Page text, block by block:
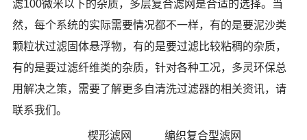
滤100微米以下的杂质，多层复合滤网是合适的选择。当
然，每个系统的实际需要情况都不一样，有的是要泥沙类
颗粒状过滤固体悬浮物，有的是要过滤比较粘稠的杂质，
有的是要过滤纤维类的杂质，针对各种工况， 多灵环保总
用解决之策，需要了解更多自清洗过滤器的相关资讯，请
联系我们。
楔形滤网 编织复合型滤网